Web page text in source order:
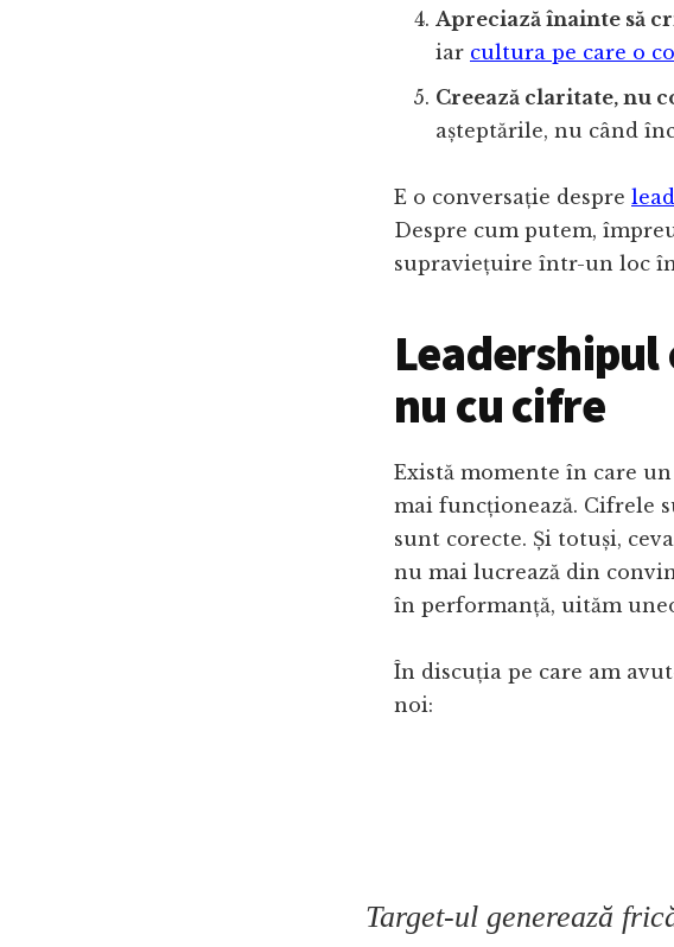
Apreciază înainte să
iar cultura pe care o
Creează claritate, nu
așteptările, nu când
E o conversație despre
Despre cum putem,
supraviețuire într-un loc
Leadershipul
nu cu cifre
Există momente în care
mai funcționează. Cifrele
sunt corecte. Și totuși,
nu mai lucrează din
în performanță, uităm
În discuția pe care am
noi:
Target-ul generează